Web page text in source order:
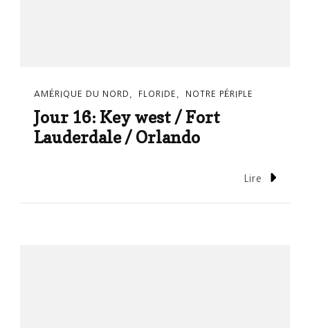
AMÉRIQUE DU NORD FLORIDE NOTRE PÉRIPLE
Jour 16: Key west / Fort
Lauderdale / Orlando
Lire